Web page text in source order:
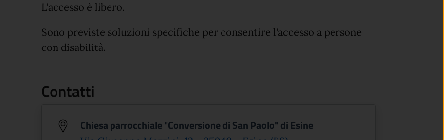
L'accesso è libero.
Sono previste soluzioni specifiche per consentire l'accesso a persone
con disabilità.
Contatti
Chiesa parrocchiale "Conversione di San Paolo" di Esine